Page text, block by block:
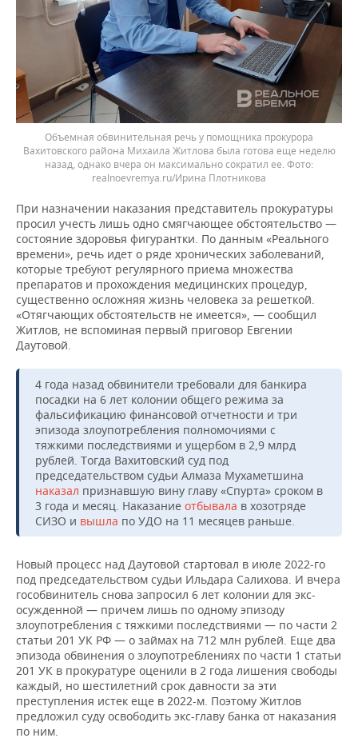
Объемная обвинительная речь у помощника прокурора
Вахитовского района Михаила Житлова была готова еще неделю
назад, однако вчера он максимально сократил ее.
realnoevremya.ru/Ирина Плотникова
При назначении наказания представитель прокуратуры
просил учесть лишь одно смягчающее обстоятельство —
состояние здоровья фигурантки. По данным «Реального
времени», речь идет о ряде хронических заболеваний,
которые требуют регулярного приема множества
препаратов и прохождения медицинских процедур,
существенно осложняя жизнь человека за решеткой.
«Отягчающих обстоятельств не имеется», — сообщил
Житлов, не вспоминая первый приговор Евгении
Даутовой.
4 года назад обвинители требовали для банкира
посадки на 6 лет колонии общего режима за
фальсификацию финансовой отчетности и три
эпизода злоупотребления полномочиями с
тяжкими последствиями и ущербом в 2,9 млрд
рублей. Тогда Вахитовский суд под
председательством судьи Алмаза Мухаметшина
наказал признавшую вину главу «Спурта» сроком в
3 года и месяц. Наказание отбывала в хозотряде
СИЗО и вышла по УДО на 11 месяцев раньше.
Новый процесс над Даутовой стартовал в июле 2022-го
под председательством судьи Ильдара Салихова. И вчера
гособвинитель снова запросил 6 лет колонии для экс-
осужденной — причем лишь по одному эпизоду
злоупотребления с тяжкими последствиями — по части 2
статьи 201 УК РФ — о займах на 712 млн рублей. Еще два
эпизода обвинения о злоупотреблениях по части 1 статьи
201 УК в прокуратуре оценили в 2 года лишения свободы
каждый, но шестилетний срок давности за эти
преступления истек еще в 2022-м. Поэтому Житлов
предложил суду освободить экс-главу банка от наказания
по ним.